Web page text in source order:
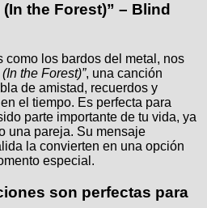
the Forest)” – Blind
como los bardos del metal, nos
the Forest)”, una canción
de amistad, recuerdos y
el tiempo. Es perfecta para
parte importante de tu vida, ya
una pareja. Su mensaje
la convierten en una opción
especial.
son perfectas para